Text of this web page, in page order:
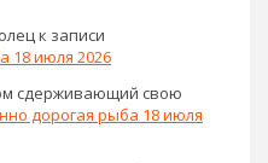
к записи
18 июля 2026
сдерживающий свою
дорогая рыба 18 июля